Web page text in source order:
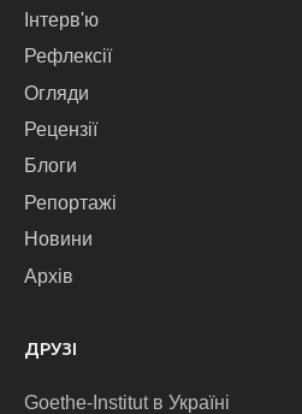
Інтерв'ю
Рефлексії
Огляди
Рецензії
Блоги
Репортажі
Новини
Архів
ДРУЗІ
Goethe-Institut в Україні